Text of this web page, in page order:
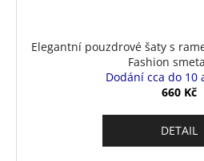
Elegantní pouzdrové šaty s
Fashion
Dodání cca do 10
660 Kč
DETAIL